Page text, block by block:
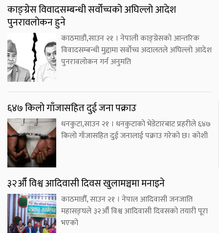
काङ्ग्रेस विवादसम्बन्धी सर्वोच्चको अघिल्लो आदेश
पुनरावलोकन हुने
काठमाडौं,साउन २१ । नेपाली काङ्ग्रेसको आन्तरिक
विवादसम्बन्धी मुद्दामा सर्वोच्च अदालतले अघिल्लो आदेश
पुनरावलोकन गर्न अनुमति
६४७ किलो गाँजासहित दुई जना पक्राउ
धनकुटा,साउन २१ । धनकुटाको भेडेटारबाट प्रहरीले ६४७
किलो गाँजासहित दुई जनालाई पक्राउ गरेको छ। कोशी
३२औँ विश्व आदिवासी दिवस खुलामञ्चमा मनाइने
काठमाडौँ, साउन २१ । नेपाल आदिवासी जनजाति
महासङ्घले ३२औँ विश्व आदिवासी दिवसको तयारी पूरा
भएको